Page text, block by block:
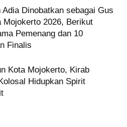
Adia Dinobatkan sebagai Gus
Mojokerto 2026, Berikut
Pemenang dan 10
Finalis
Kota Mojokerto, Kirab
Hidupkan Spirit